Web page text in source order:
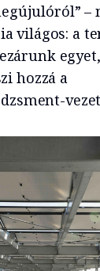
–
világos: a
hozzá a